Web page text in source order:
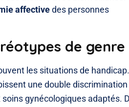
affectivedes personnes
de genre
les situations de
une double
gynécologiques adaptés.